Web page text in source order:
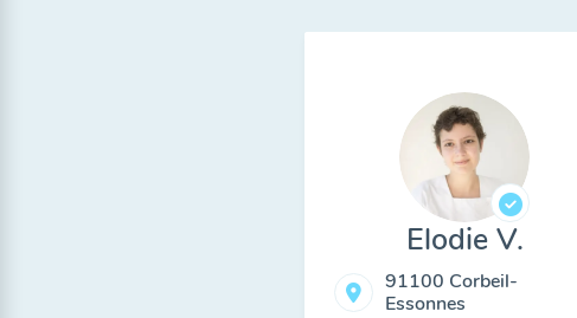
Elodie V.
91100 Corbeil-
Essonnes